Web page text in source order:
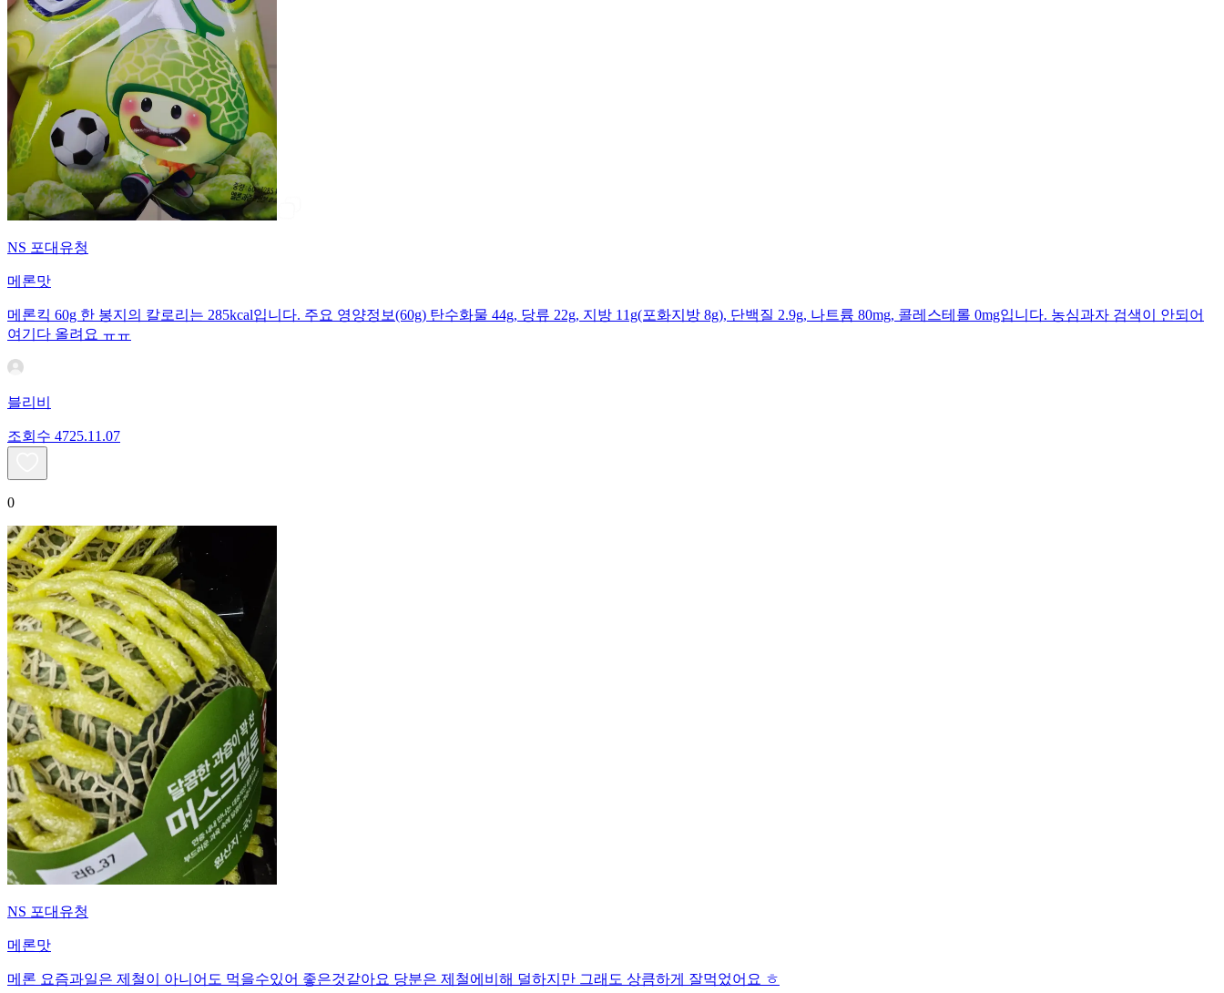
NS 포대유청
메론맛
메론킥 60g 한 봉지의 칼로리는 285kcal입니다. 주요 영양정보(60g) 탄수화물 44g, 당류 22g, 지방 11g(포화지방 8g), 단백질 2.9g, 나트륨 80mg, 콜레스테롤 0mg입니다. 농심과자 검색이 안되어
여기다 올려요 ㅠㅠ
블리비
조회수 4725.11.07
0
NS 포대유청
메론맛
메론 요즘과일은 제철이 아니어도 먹을수있어 좋은것같아요 당분은 제철에비해 덜하지만 그래도 상큼하게 잘먹었어요 ㅎ